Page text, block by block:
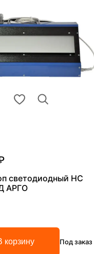
светодиодный НС
АРГО
из 5
корзину Под заказ